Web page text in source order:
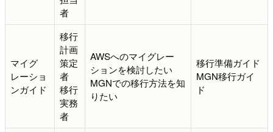
者
マイグ
レーショ
ンガイド
移行
計画
策定
者
移行
実務
者
AWSへのマイグレー
ションを検討したい
MGNでの移行方法を知
りたい
移行準備ガイド
MGN移行ガイ
ド